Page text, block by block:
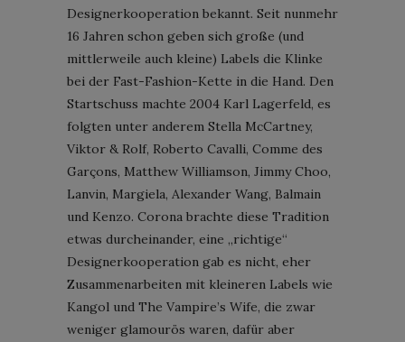
Designerkooperation bekannt. Seit nunmehr
16 Jahren schon geben sich große (und
mittlerweile auch kleine) Labels die Klinke
bei der Fast-Fashion-Kette in die Hand. Den
Startschuss machte 2004 Karl Lagerfeld, es
folgten unter anderem Stella McCartney,
Viktor & Rolf, Roberto Cavalli, Comme des
Garçons, Matthew Williamson, Jimmy Choo,
Lanvin, Margiela, Alexander Wang, Balmain
und Kenzo. Corona brachte diese Tradition
etwas durcheinander, eine „richtige“
Designerkooperation gab es nicht, eher
Zusammenarbeiten mit kleineren Labels wie
Kangol und The Vampire’s Wife, die zwar
weniger glamourös waren, dafür aber